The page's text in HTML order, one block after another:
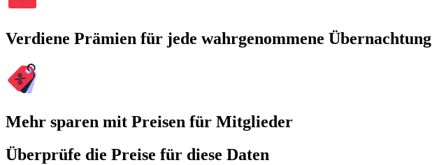
Verdiene Prämien für jede wahrgenommene Übernachtung
Mehr sparen mit Preisen für Mitglieder
Überprüfe die Preise für diese Daten